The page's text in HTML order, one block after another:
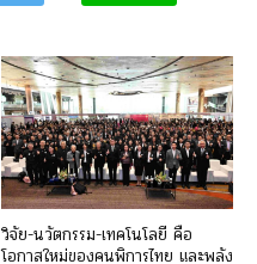
วิจัย-นวัตกรรม-เทคโนโลยี คือ
โอกาสใหม่ของคนพิการไทย และพลัง